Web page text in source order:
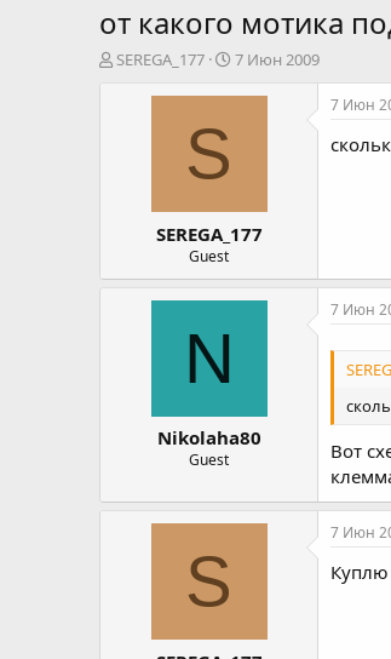
от какого мотика
А
SEREGA_177
Д
т
а
л
7 Июн 2009
S
SEREGA_177
Guest
7 Июн
N
Nikolaha80
Guest
7 Июн
Вот
S
7 Июн
Куплю